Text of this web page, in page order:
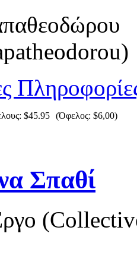
$45.95 (Όφελος: $6,00)
Σπαθί